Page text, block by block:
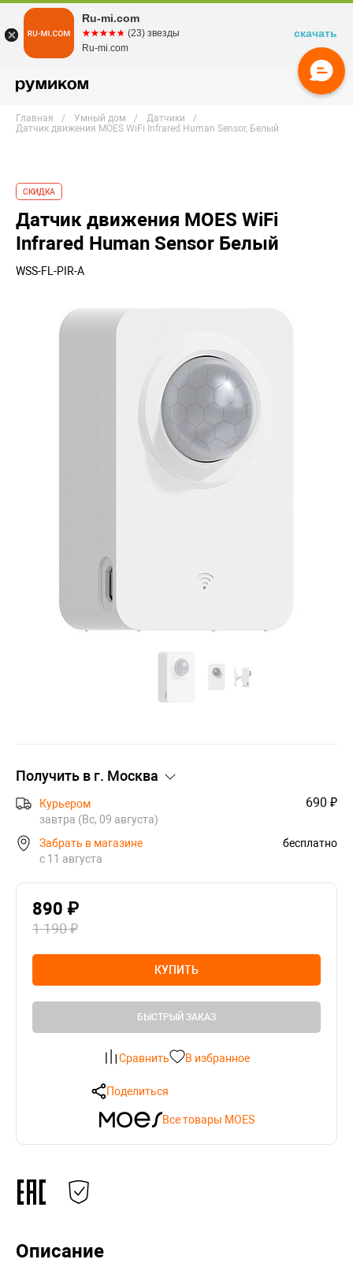
Главная Умный дом
Датчики
Датчик движения MOES WiFi Infrared Human Sensor, Белый
СКИДКА
Датчик движения MOES WiFi
Infrared Human Sensor Белый
WSS-FL-PIR-A
Получить в г. Москва
Курьером
завтра (Вс, 09 августа)
690 ₽
Забрать в магазине
с 11 августа
бесплатно
890 ₽
1 190 ₽
КУПИТЬ
БЫСТРЫЙ ЗАКАЗ
Сравнить В избранное
Поделиться
Все товары MOES
Описание
Ru-mi.com
☆☆☆☆☆
★★★★★ (23) звезды
Ru-mi.com
скачать